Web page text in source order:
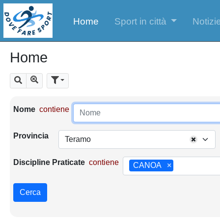
Home Sport in città
Home
Cerca Mostra tutti i risultati
Parametri di ricerca
Nome contiene
Provincia Teramo
Discipline Praticate contiene ×
CANOA
Cerca